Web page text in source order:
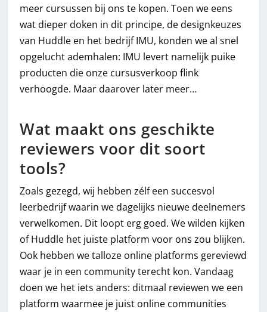
meer cursussen bij ons te kopen. Toen we eens
wat dieper doken in dit principe, de designkeuzes
van Huddle en het bedrijf IMU, konden we al snel
opgelucht ademhalen: IMU levert namelijk puike
producten die onze cursusverkoop flink
verhoogde. Maar daarover later meer…
Wat maakt ons geschikte
reviewers voor dit soort
tools?
Zoals gezegd, wij hebben zélf een succesvol
leerbedrijf waarin we dagelijks nieuwe deelnemers
verwelkomen. Dit loopt erg goed. We wilden kijken
of Huddle het juiste platform voor ons zou blijken.
Ook hebben we talloze online platforms gereviewd
waar je in een community terecht kon. Vandaag
doen we het iets anders: ditmaal reviewen we een
platform waarmee je juist online communities